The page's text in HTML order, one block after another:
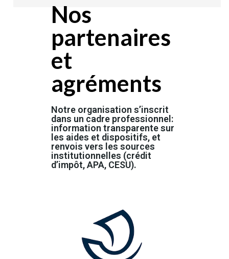
Nos
partenaires
et
agréments
Notre organisation s’inscrit
dans un cadre professionnel:
information transparente sur
les aides et dispositifs, et
renvois vers les sources
institutionnelles (crédit
d’impôt, APA, CESU).